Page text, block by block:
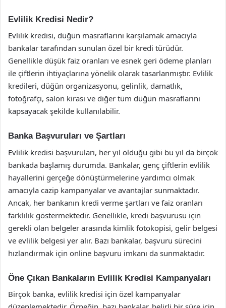
Evlilik Kredisi Nedir?
Evlilik kredisi, düğün masraflarını karşılamak amacıyla
bankalar tarafından sunulan özel bir kredi türüdür.
Genellikle düşük faiz oranları ve esnek geri ödeme planları
ile çiftlerin ihtiyaçlarına yönelik olarak tasarlanmıştır. Evlilik
kredileri, düğün organizasyonu, gelinlik, damatlık,
fotoğrafçı, salon kirası ve diğer tüm düğün masraflarını
kapsayacak şekilde kullanılabilir.
Banka Başvuruları ve Şartları
Evlilik kredisi başvuruları, her yıl olduğu gibi bu yıl da birçok
bankada başlamış durumda. Bankalar, genç çiftlerin evlilik
hayallerini gerçeğe dönüştürmelerine yardımcı olmak
amacıyla cazip kampanyalar ve avantajlar sunmaktadır.
Ancak, her bankanın kredi verme şartları ve faiz oranları
farklılık göstermektedir. Genellikle, kredi başvurusu için
gerekli olan belgeler arasında kimlik fotokopisi, gelir belgesi
ve evlilik belgesi yer alır. Bazı bankalar, başvuru sürecini
hızlandırmak için online başvuru imkanı da sunmaktadır.
Öne Çıkan Bankaların Evlilik Kredisi Kampanyaları
Birçok banka, evlilik kredisi için özel kampanyalar